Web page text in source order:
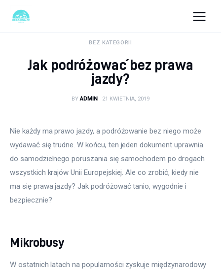
Turystyka
Uroda
Zdrowie
Więcej
BEZ KATEGORII
Jak podróżować bez prawa
jazdy?
BY ADMIN 21 KWIETNIA, 2019
Nie każdy ma prawo jazdy, a podróżowanie bez niego może
wydawać się trudne. W końcu, ten jeden dokument uprawnia
do samodzielnego poruszania się samochodem po drogach
wszystkich krajów Unii Europejskiej. Ale co zrobić, kiedy nie
ma się prawa jazdy? Jak podróżować tanio, wygodnie i
bezpiecznie?
Mikrobusy
W ostatnich latach na popularności zyskuje międzynarodowy